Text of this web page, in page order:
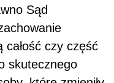
Sąd
czy część
skutecznego